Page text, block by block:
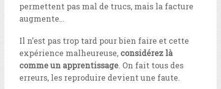
permettent pas mal de trucs, mais la facture
augmente…
Il n’est pas trop tard pour bien faire et cette
expérience malheureuse, considérez là
comme un apprentissage. On fait tous des
erreurs, les reproduire devient une faute.